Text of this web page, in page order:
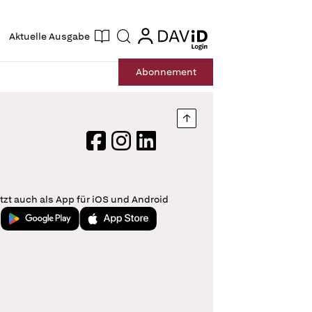
Aktuelle Ausgabe Suche login
login
Abonnement
Nach oben springen
FacebookInstagram
LinkedIn
auch als App für iOS und Android
Jetzt bei Google PlayLaden im App Store